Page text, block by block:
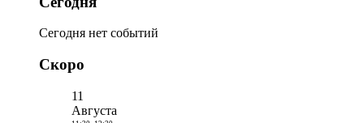
Сегодня нет событий
Скоро
11
Августа